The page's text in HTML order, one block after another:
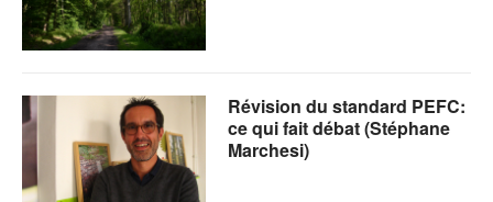
Révision du standard PEFC:
ce qui fait débat (Stéphane
Marchesi)